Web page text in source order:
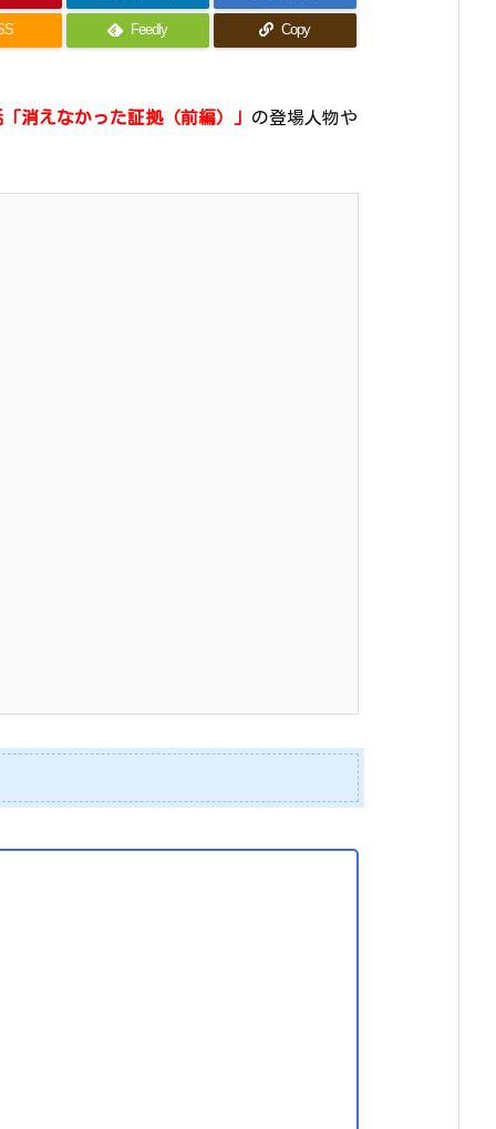
Feedly Copy
消えなかった証拠（前編）」 の登場人物や